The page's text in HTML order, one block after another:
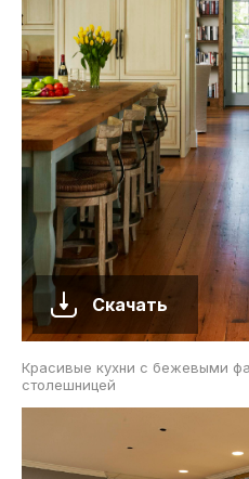
Скачать
Красивые кухни с бежевыми
столешницей